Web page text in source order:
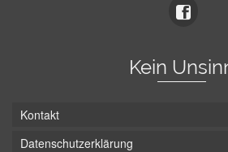
Kein
Kontakt
Datenschutzerklärung